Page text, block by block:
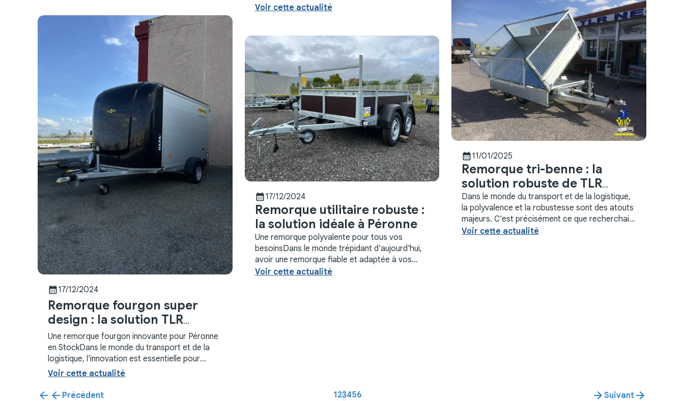
toujours plus complexes. C'est dans cette
Voir cette actualité
calendar_month11/01/2025
Remorque tri-benne : la
solution robuste de TLR
Négoce
Dans le monde du transport et de la logistique,
la polyvalence et la robustesse sont des atouts
majeurs. C'est précisément ce que recherchait
un client de Péronne, situé stratégiquement
Voir cette actualité
calendar_month17/12/2024
Remorque fourgon super
design : la solution TLR
Négoce
Une remorque fourgon innovante pour Péronne
en StockDans le monde du transport et de la
logistique, l'innovation est essentielle pour
répondre aux besoins spécifiques des
Voir cette actualité
calendar_month17/12/2024
Remorque utilitaire robuste :
la solution idéale à Péronne
Une remorque polyvalente pour tous vos
besoinsDans le monde trépidant d'aujourd'hui,
avoir une remorque fiable et adaptée à vos
besoins est essentiel. C'est exactement ce qu'a
Voir cette actualité
Précédent 123456 Suivant